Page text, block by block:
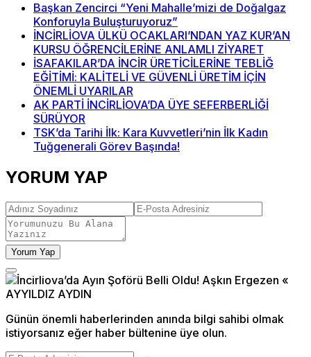
Başkan Zencirci “Yeni Mahalle’mizi de Doğalgaz
Konforuyla Buluşturuyoruz”
İNCİRLİOVA ÜLKÜ OCAKLARI’NDAN YAZ KUR’AN
KURSU ÖĞRENCİLERİNE ANLAMLI ZİYARET
İSAFAKILAR’DA İNCİR ÜRETİCİLERİNE TEBLİĞ
EĞİTİMİ: KALİTELİ VE GÜVENLİ ÜRETİM İÇİN
ÖNEMLİ UYARILAR
AK PARTİ İNCİRLİOVA’DA ÜYE SEFERBERLİĞİ
SÜRÜYOR
TSK’da Tarihi İlk: Kara Kuvvetleri’nin İlk Kadın
Tuğgenerali Görev Başında!
YORUM YAP
Yorum Yap
Günün önemli haberlerinden anında bilgi sahibi olmak
istiyorsanız eğer haber bültenine üye olun.